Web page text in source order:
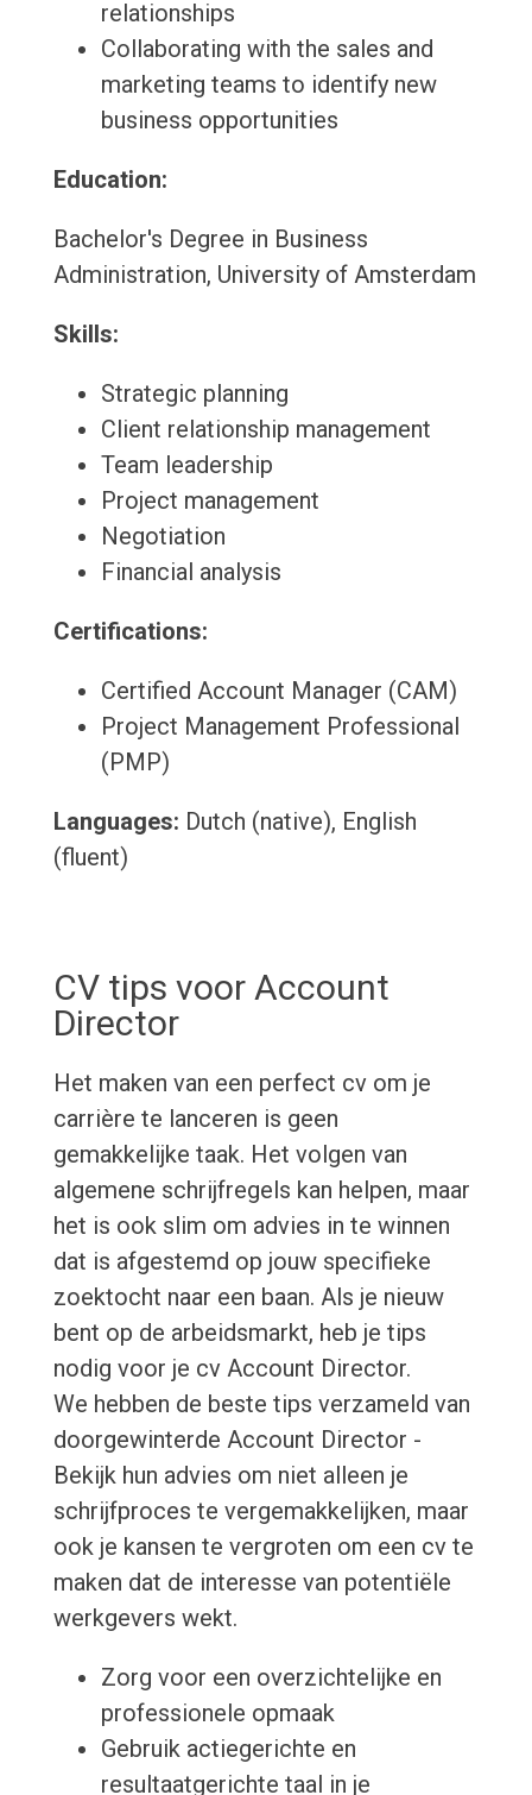
relationships
Collaborating with the sales and
marketing teams to identify new
business opportunities
Education:
Bachelor's Degree in Business
Administration, University of Amsterdam
Skills:
Strategic planning
Client relationship management
Team leadership
Project management
Negotiation
Financial analysis
Certifications:
Certified Account Manager (CAM)
Project Management Professional
(PMP)
Languages: Dutch (native), English
(fluent)
CV tips voor Account
Director
Het maken van een perfect cv om je
carrière te lanceren is geen
gemakkelijke taak. Het volgen van
algemene schrijfregels kan helpen, maar
het is ook slim om advies in te winnen
dat is afgestemd op jouw specifieke
zoektocht naar een baan. Als je nieuw
bent op de arbeidsmarkt, heb je tips
nodig voor je cv Account Director.
We hebben de beste tips verzameld van
doorgewinterde Account Director -
Bekijk hun advies om niet alleen je
schrijfproces te vergemakkelijken, maar
ook je kansen te vergroten om een cv te
maken dat de interesse van potentiële
werkgevers wekt.
Zorg voor een overzichtelijke en
professionele opmaak
Gebruik actiegerichte en
resultaatgerichte taal in je